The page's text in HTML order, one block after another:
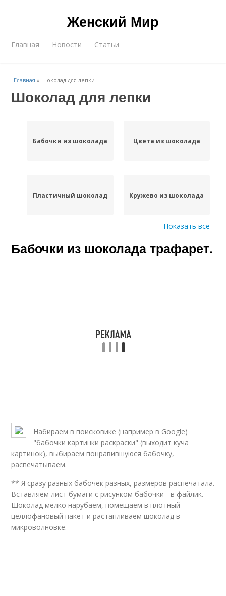
Женский Мир
Главная Новости Статьи
Главная » Шоколад для лепки
Шоколад для лепки
Бабочки из шоколада Цвета из шоколада
Пластичный шоколад Кружево из шоколада
Узоры из шоколада Бабочка из шоколада
Показать все
Бабочки из шоколада трафарет.
Набираем в поисковике (например в Google)
"бабочки картинки раскраски" (выходит куча
картинок), выбираем понравившуюся бабочку,
распечатываем.
** Я сразу разных бабочек разных, размеров распечатала.
Вставляем лист бумаги с рисунком бабочки - в файлик.
Шоколад мелко нарубаем, помещаем в плотный
целлофановый пакет и растапливаем шоколад в
микроволновке.